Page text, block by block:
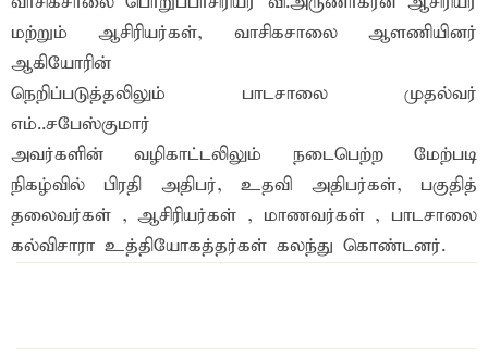
மற்றும் ஆசிரியர்கள், வாசிகசாலை ஆளணியினர்
ஆகியோரின்
நெறிப்படுத்தலிலும் பாடசாலை முதல்வர்
எம்..சபேஸ்குமார்
அவர்களின் வழிகாட்டலிலும் நடைபெற்ற மேற்படி
நிகழ்வில் பிரதி அதிபர், உதவி அதிபர்கள், பகுதித்
தலைவர்கள் , ஆசிரியர்கள் , மாணவர்கள் , பாடசாலை
கல்விசாரா உத்தியோகத்தர்கள் கலந்து கொண்டனர்.